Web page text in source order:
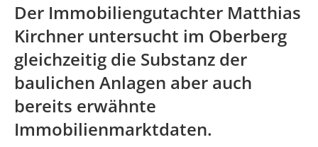
Der Immobiliengutachter Matthias
Kirchner untersucht im Oberberg
gleichzeitig die Substanz der
baulichen Anlagen aber auch
bereits erwähnte
Immobilienmarktdaten.